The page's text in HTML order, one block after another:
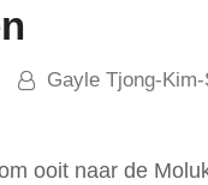
Gayle Tjong-Kim-
ooit naar de